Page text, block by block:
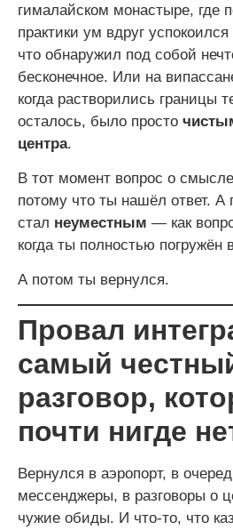
гималайском монастыре, где
практики ум вдруг успокоился
что обнаружил под собой
бесконечное. Или на
когда растворились границы
осталось, было просто
центра.
В тот момент вопрос о
потому что ты нашёл ответ. А
стал неуместным — как
когда ты полностью погружён
А потом ты вернулся.
Провал
самый
разговор,
почти нигде
Вернулся в аэропорт, в
мессенджеры, в разговоры о
чужие обиды. И что-то, что